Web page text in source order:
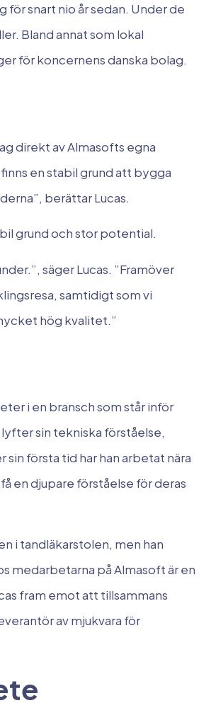
för snart nio år sedan. Under de
Bland annat som lokal
för koncernens danska bolag.
direkt av Almasofts egna
en stabil grund att bygga
berättar Lucas.
grund och stor potential.
säger Lucas. ”Framöver
samtidigt som vi
hög kvalitet.”
i en bransch som står inför
sin tekniska förståelse,
första tid har han arbetat nära
en djupare förståelse för deras
i tandläkarstolen, men han
medarbetarna på Almasoft är en
fram emot att tillsammans
av mjukvara för